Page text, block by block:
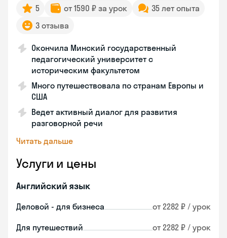
5 от 1590 ₽ за урок
35 лет опыта
3 отзыва
Окончила Минский государственный
педагогический университет с
историческим факультетом
Много путешествовала по странам Европы и
США
Ведет активный диалог для развития
разговорной речи
Читать дальше
Услуги и цены
Английский язык
Деловой - для бизнеса от 2282 ₽ / урок
Для путешествий от 2282 ₽ / урок